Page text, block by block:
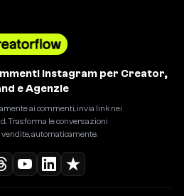
Instagram per Creator,
e Agenzie
ai commenti, invia link nei
Trasforma le conversazioni
automaticamente.